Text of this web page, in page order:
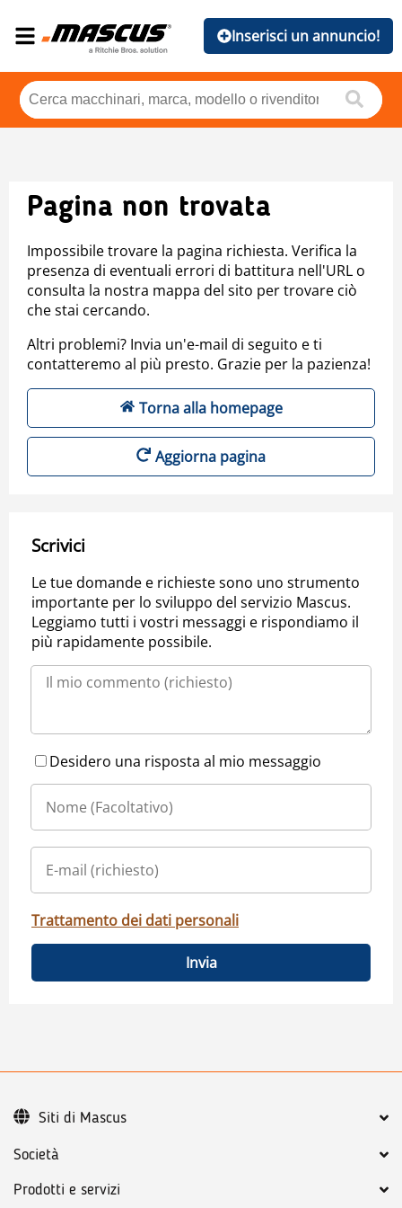
Inserisci un annuncio!
Pagina non trovata
Impossibile trovare la pagina richiesta. Verifica la
presenza di eventuali errori di battitura nell'URL o
consulta la nostra mappa del sito per trovare ciò
che stai cercando.
Altri problemi? Invia un'e-mail di seguito e ti
contatteremo al più presto. Grazie per la pazienza!
Torna alla homepage
Aggiorna pagina
Scrivici
Le tue domande e richieste sono uno strumento
importante per lo sviluppo del servizio Mascus.
Leggiamo tutti i vostri messaggi e rispondiamo il
più rapidamente possibile.
Desidero una risposta al mio messaggio
Trattamento dei dati personali
Invia
Società
Prodotti e servizi
Siti di Mascus